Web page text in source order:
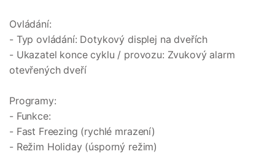
Ovládání:
- Typ ovládání: Dotykový displej na dveřích
- Ukazatel konce cyklu / provozu: Zvukový alarm
otevřených dveří
Programy:
- Funkce:
- Fast Freezing (rychlé mrazení)
- Režim Holiday (úsporný režim)